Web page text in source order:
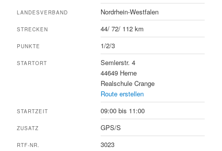
LANDESVERBAND Nordrhein-Westfalen
STRECKEN 44/ 72/ 112 km
PUNKTE 1/2/3
STARTORT
Semlerstr. 4
44649 Herne
Realschule Crange
Route erstellen
STARTZEIT 09:00 bis 11:00
ZUSATZ GPS/S
RTF-NR. 3023